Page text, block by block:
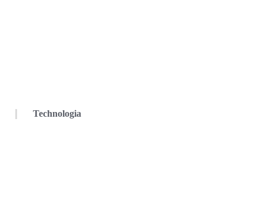
Technologia